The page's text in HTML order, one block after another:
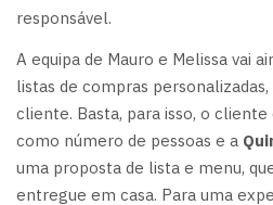
responsável.
A equipa de Mauro e Melissa vai
listas de compras
cliente. Basta, para isso, o
como número de pessoas e a
uma proposta de lista e menu,
entregue em casa. Para uma